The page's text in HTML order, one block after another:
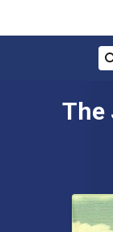
الرئيسيThe